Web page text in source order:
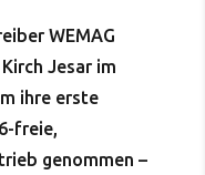
WEMAG
Jesar im
ihre erste
freie,
genommen –